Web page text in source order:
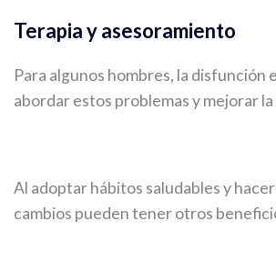
Terapia y asesoramiento
Para algunos hombres, la disfunción
abordar estos problemas y mejorar
Al adoptar hábitos saludables y
cambios pueden tener otros